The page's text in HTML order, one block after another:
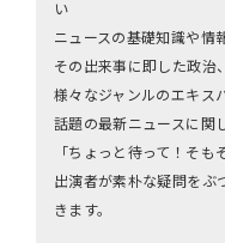
い
ニュースの基礎知識や情報
その出来事に即した政治
様々なジャンルのエキス
話題の最新ニュースに関し
「ちょっと待って！そ
出演者が素朴な疑問をぶ
きます。